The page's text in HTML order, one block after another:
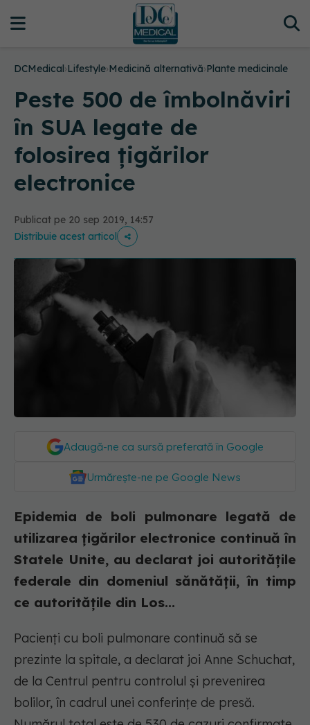
DCMedical›Lifestyle›Medicină alternativă›Plante medicinale
Peste 500 de îmbolnăviri
în SUA legate de
folosirea ţigărilor
electronice
Publicat pe 20 sep 2019, 14:57
Distribuie acest articol
Adaugă-ne ca sursă preferată în Google
Urmărește-ne pe Google News
Epidemia de boli pulmonare legată de
utilizarea ţigărilor electronice continuă în
Statele Unite, au declarat joi autorităţile
federale din domeniul sănătăţii, în timp
ce autorităţile din Los...
Pacienţi cu boli pulmonare continuă să se
prezinte la spitale, a declarat joi Anne Schuchat,
de la Centrul pentru controlul şi prevenirea
bolilor, în cadrul unei conferinţe de presă.